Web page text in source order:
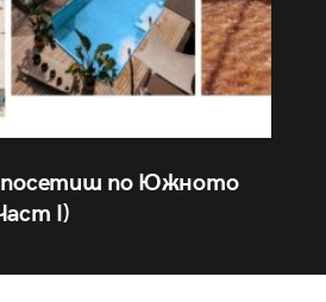
посетиш по Южното
I)